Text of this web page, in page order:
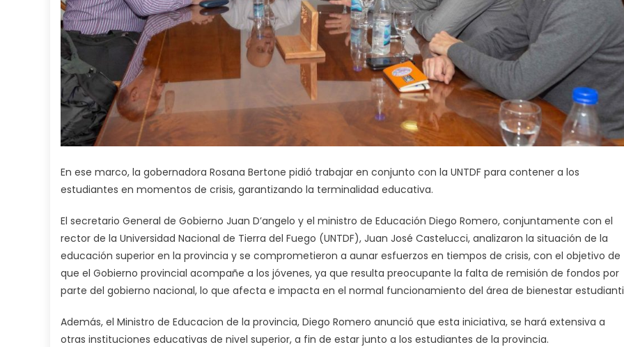
En ese marco, la gobernadora Rosana Bertone pidió trabajar en conjunto con la UNTDF para contener a los
estudiantes en momentos de crisis, garantizando la terminalidad educativa.
El secretario General de Gobierno Juan D’angelo y el ministro de Educación Diego Romero, conjuntamente con el
rector de la Universidad Nacional de Tierra del Fuego (UNTDF), Juan José Castelucci, analizaron la situación de la
educación superior en la provincia y se comprometieron a aunar esfuerzos en tiempos de crisis, con el objetivo de
que el Gobierno provincial acompañe a los jóvenes, ya que resulta preocupante la falta de remisión de fondos por
parte del gobierno nacional, lo que afecta e impacta en el normal funcionamiento del área de bienestar
Además, el Ministro de Educacion de la provincia, Diego Romero anunció que esta iniciativa, se hará extensiva a
otras instituciones educativas de nivel superior, a fin de estar junto a los estudiantes de la provincia.